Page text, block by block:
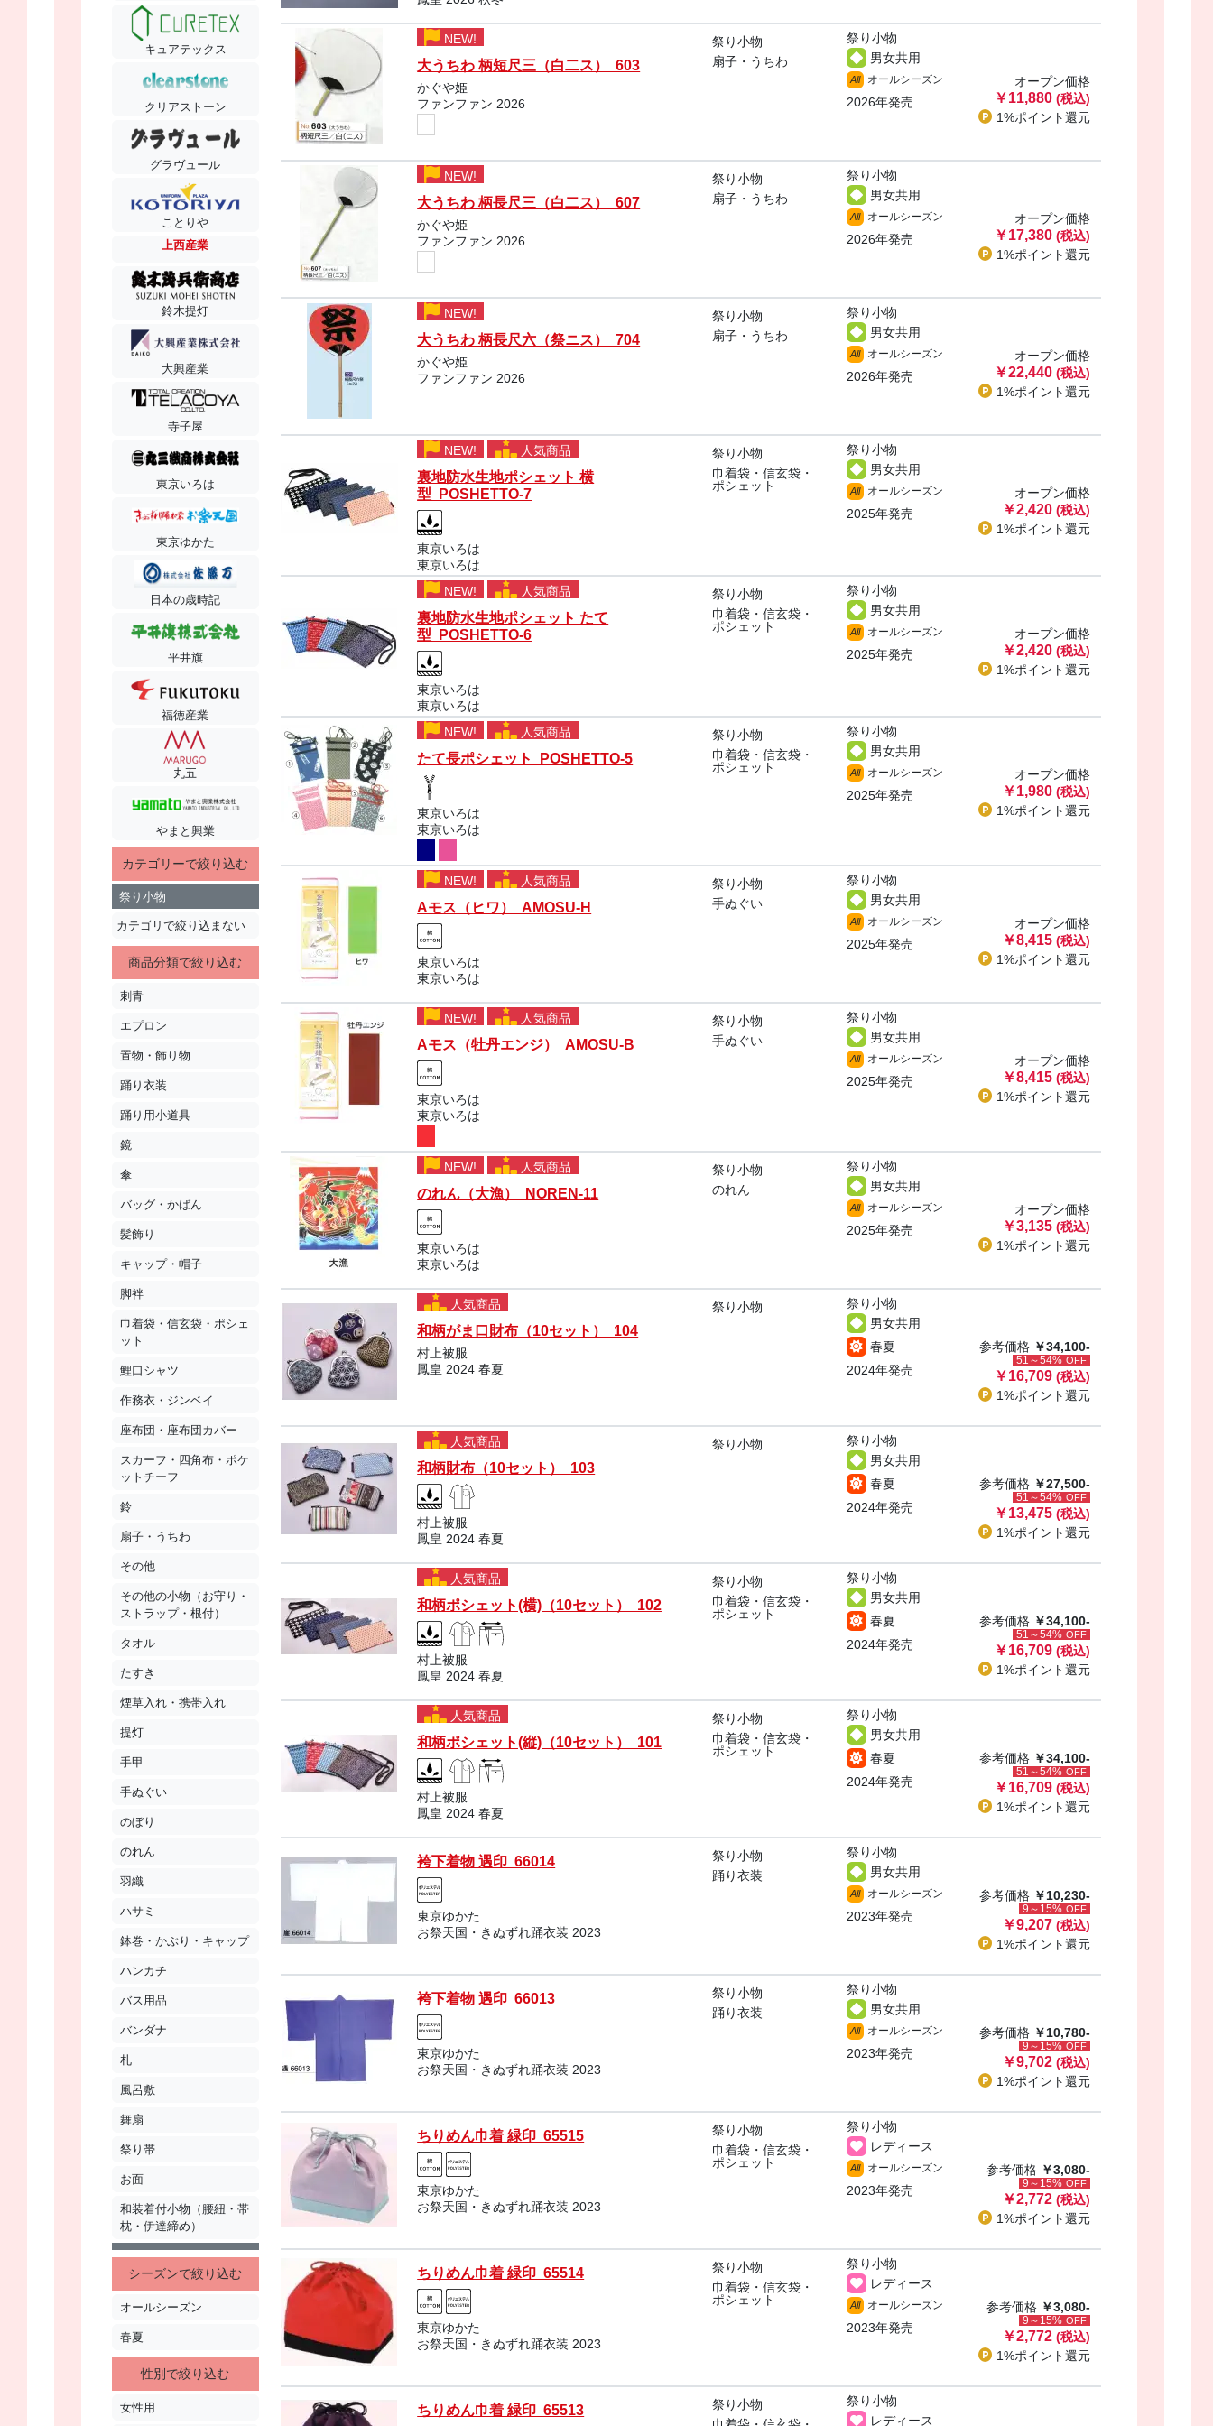
キュアテックス
クリアストーン
グラヴュール
ことりや
上西産業
鈴木提灯
大興産業
寺子屋
東京いろは
東京ゆかた
日本の歳時記
平井旗
福徳産業
丸五
やまと興業
カテゴリーで絞り込む
祭り小物
カテゴリで絞り込まない
商品分類で絞り込む
刺青
エプロン
置物・飾り物
踊り衣装
踊り用小道具
鏡
傘
バッグ・かばん
髪飾り
キャップ・帽子
脚袢
巾着袋・信玄袋・ポシェ
ット
鯉口シャツ
作務衣・ジンベイ
座布団・座布団カバー
スカーフ・四角布・ポケ
ットチーフ
鈴
扇子・うちわ
その他
その他の小物（お守り・
ストラップ・根付）
タオル
たすき
煙草入れ・携帯入れ
提灯
手甲
手ぬぐい
のぼり
のれん
羽織
ハサミ
鉢巻・かぶり・キャップ
ハンカチ
バス用品
バンダナ
札
風呂敷
舞扇
祭り帯
お面
和装着付小物（腰紐・帯
枕・伊達締め）
シーズンで絞り込む
オールシーズン
春夏
性別で絞り込む
女性用
NEW!
大うちわ 柄短尺三（白二ス） 603
かぐや姫
ファンファン 2026
祭り小物
扇子・うちわ
祭り小物
男女共用
All オールシーズン
2026年発売
オープン価格
￥11,880 (税込)
1%ポイント還元
NEW!
大うちわ 柄長尺三（白二ス） 607
かぐや姫
ファンファン 2026
祭り小物
扇子・うちわ
祭り小物
男女共用
All オールシーズン
2026年発売
オープン価格
￥17,380 (税込)
1%ポイント還元
NEW!
大うちわ 柄長尺六（祭ニス） 704
かぐや姫
ファンファン 2026
祭り小物
扇子・うちわ
祭り小物
男女共用
All オールシーズン
2026年発売
オープン価格
￥22,440 (税込)
1%ポイント還元
NEW! 人気商品
裏地防水生地ポシェット 横
型 POSHETTO-7
東京いろは
東京いろは
祭り小物
巾着袋・信玄袋・
ポシェット
祭り小物
男女共用
All オールシーズン
2025年発売
オープン価格
￥2,420 (税込)
1%ポイント還元
NEW! 人気商品
裏地防水生地ポシェット たて
型 POSHETTO-6
東京いろは
東京いろは
祭り小物
巾着袋・信玄袋・
ポシェット
祭り小物
男女共用
All オールシーズン
2025年発売
オープン価格
￥2,420 (税込)
1%ポイント還元
NEW! 人気商品
たて長ポシェット POSHETTO-5
東京いろは
東京いろは
祭り小物
巾着袋・信玄袋・
ポシェット
祭り小物
男女共用
All オールシーズン
2025年発売
オープン価格
￥1,980 (税込)
1%ポイント還元
NEW! 人気商品
Aモス（ヒワ） AMOSU-H
東京いろは
東京いろは
祭り小物
手ぬぐい
祭り小物
男女共用
All オールシーズン
2025年発売
オープン価格
￥8,415 (税込)
1%ポイント還元
NEW! 人気商品
Aモス（牡丹エンジ） AMOSU-B
東京いろは
東京いろは
祭り小物
手ぬぐい
祭り小物
男女共用
All オールシーズン
2025年発売
オープン価格
￥8,415 (税込)
1%ポイント還元
NEW! 人気商品
のれん（大漁） NOREN-11
東京いろは
東京いろは
祭り小物
のれん
祭り小物
男女共用
All オールシーズン
2025年発売
オープン価格
￥3,135 (税込)
1%ポイント還元
人気商品
和柄がま口財布（10セット） 104
村上被服
鳳皇 2024 春夏
祭り小物
祭り小物
男女共用
春夏
2024年発売
参考価格 ￥34,100-
51～54% OFF
￥16,709 (税込)
1%ポイント還元
人気商品
和柄財布（10セット） 103
村上被服
鳳皇 2024 春夏
祭り小物
祭り小物
男女共用
春夏
2024年発売
参考価格 ￥27,500-
51～54% OFF
￥13,475 (税込)
1%ポイント還元
人気商品
和柄ポシェット(横)（10セット） 102
村上被服
鳳皇 2024 春夏
祭り小物
巾着袋・信玄袋・
ポシェット
祭り小物
男女共用
春夏
2024年発売
参考価格 ￥34,100-
51～54% OFF
￥16,709 (税込)
1%ポイント還元
人気商品
和柄ポシェット(縦)（10セット） 101
村上被服
鳳皇 2024 春夏
祭り小物
巾着袋・信玄袋・
ポシェット
祭り小物
男女共用
春夏
2024年発売
参考価格 ￥34,100-
51～54% OFF
￥16,709 (税込)
1%ポイント還元
袴下着物 遇印 66014
東京ゆかた
お祭天国・きぬずれ踊衣装 2023
祭り小物
踊り衣装
祭り小物
男女共用
All オールシーズン
2023年発売
参考価格 ￥10,230-
9～15% OFF
￥9,207 (税込)
1%ポイント還元
袴下着物 遇印 66013
東京ゆかた
お祭天国・きぬずれ踊衣装 2023
祭り小物
踊り衣装
祭り小物
男女共用
All オールシーズン
2023年発売
参考価格 ￥10,780-
9～15% OFF
￥9,702 (税込)
1%ポイント還元
ちりめん巾着 緑印 65515
東京ゆかた
お祭天国・きぬずれ踊衣装 2023
祭り小物
巾着袋・信玄袋・
ポシェット
祭り小物
レディース
All オールシーズン
2023年発売
参考価格 ￥3,080-
9～15% OFF
￥2,772 (税込)
1%ポイント還元
ちりめん巾着 緑印 65514
東京ゆかた
お祭天国・きぬずれ踊衣装 2023
祭り小物
巾着袋・信玄袋・
ポシェット
祭り小物
レディース
All オールシーズン
2023年発売
参考価格 ￥3,080-
9～15% OFF
￥2,772 (税込)
1%ポイント還元
ちりめん巾着 緑印 65513
祭り小物
祭り小物
レディース